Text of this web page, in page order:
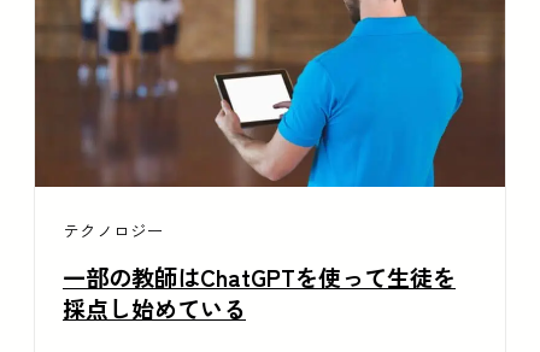
テクノロジー
一部の教師はChatGPTを使って生徒を
採点し始めている